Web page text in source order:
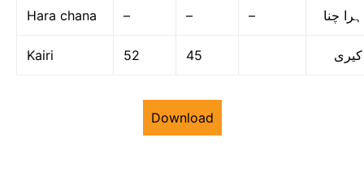
Hara chana – – – ہرا چنا
Kairi 52 45 کیری
Download